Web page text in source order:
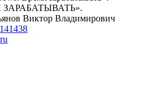
ЗАРАБАТЫВАТЬ».
Виктор Владимирович